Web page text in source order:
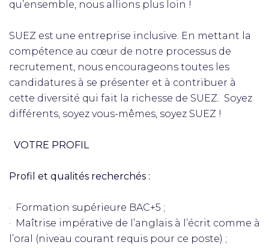
qu’ensemble, nous allions plus loin !
SUEZ est une entreprise inclusive. En mettant la
compétence au cœur de notre processus de
recrutement, nous encourageons toutes les
candidatures à se présenter et à contribuer à
cette diversité qui fait la richesse de SUEZ. Soyez
différents, soyez vous-mêmes, soyez SUEZ !
VOTRE PROFIL
Profil et qualités recherchés :
· Formation supérieure BAC+5 ;
· Maîtrise impérative de l’anglais à l’écrit comme à
l’oral (niveau courant requis pour ce poste) ;